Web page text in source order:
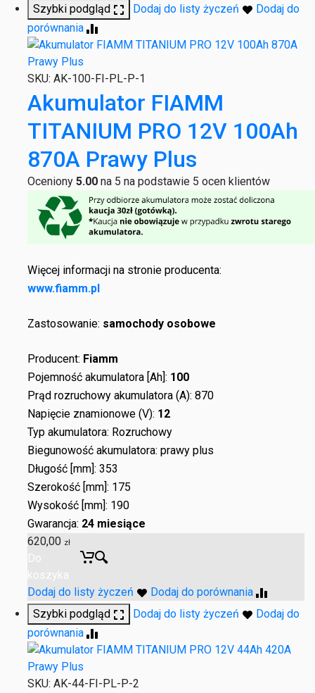
Szybki podgląd
Dodaj do listy życzeń
Dodaj do
porównania
SKU: AK-100-FI-PL-P-1
Akumulator FIAMM
TITANIUM PRO 12V 100Ah
870A Prawy Plus
Oceniony 5.00 na 5 na podstawie 5 ocen klientów
Więcej informacji na stronie producenta:
www.fiamm.pl
Zastosowanie: samochody osobowe
Producent: Fiamm
Pojemność akumulatora [Ah]: 100
Prąd rozruchowy akumulatora (A): 870
Napięcie znamionowe (V): 12
Typ akumulatora: Rozruchowy
Biegunowość akumulatora: prawy plus
Długość [mm]: 353
Szerokość [mm]: 175
Wysokość [mm]: 190
Gwarancja: 24 miesiące
620,00 zł
Do
koszyka
Dodaj do listy życzeń
Dodaj do porównania
Szybki podgląd
Dodaj do listy życzeń
Dodaj do
porównania
SKU: AK-44-FI-PL-P-2